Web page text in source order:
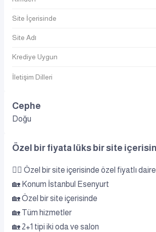
Site İçerisinde
Site Adı
Krediye Uygun
İletişim Dilleri
Cephe
Doğu
Özel bir fiyata lüks bir site
👌🏻 Özel bir site içerisinde özel fiyatlı daire
🏡 Konum İstanbul Esenyurt
🏡 Özel bir site içerisinde
🏡 Tüm hizmetler
🏡 2+1 tipi iki oda ve salon